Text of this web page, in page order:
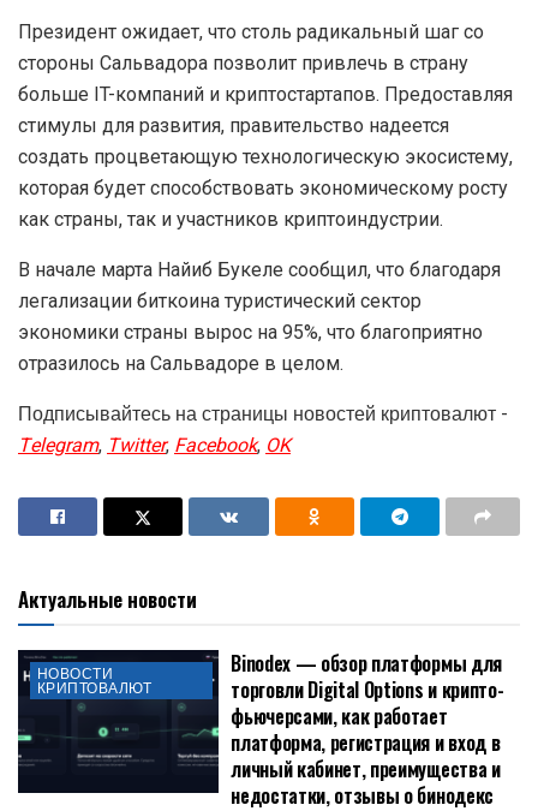
Президент ожидает, что столь радикальный шаг со
стороны Сальвадора позволит привлечь в страну
больше IT-компаний и криптостартапов. Предоставляя
стимулы для развития, правительство надеется
создать процветающую технологическую экосистему,
которая будет способствовать экономическому росту
как страны, так и участников криптоиндустрии.
В начале марта Найиб Букеле сообщил, что благодаря
легализации биткоина туристический сектор
экономики страны вырос на 95%, что благоприятно
отразилось на Сальвадоре в целом.
Подписывайтесь на страницы новостей криптовалют -
Telegram,Twitter,Facebook,OK
Актуальные новости
НОВОСТИ
КРИПТОВАЛЮТ
Binodex — обзор платформы для
торговли Digital Options и крипто-
фьючерсами, как работает
платформа, регистрация и вход в
личный кабинет, преимущества и
недостатки, отзывы о бинодекс